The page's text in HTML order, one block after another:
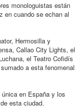
monologuistas están
en cuando se echan al
Hermosilla y
Callao City Lights, el
el Teatro Cofidís
a esta fenomenal
en España y los
esta ciudad.